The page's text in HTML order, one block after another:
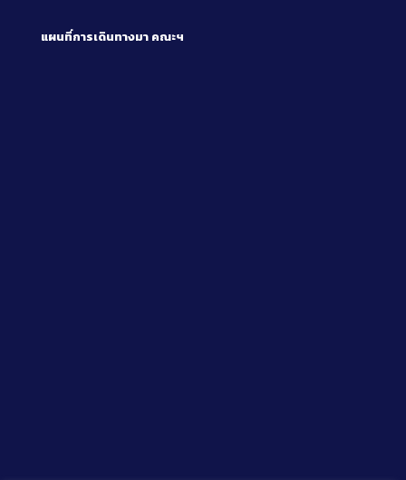
แผนที่การเดินทางมา คณะฯ